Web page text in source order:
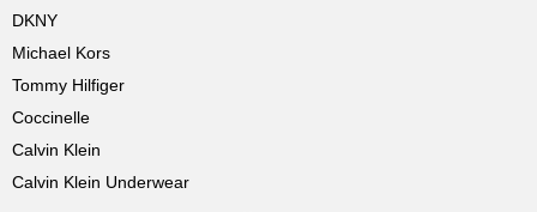
DKNY
Michael Kors
Tommy Hilfiger
Coccinelle
Calvin Klein
Calvin Klein Underwear